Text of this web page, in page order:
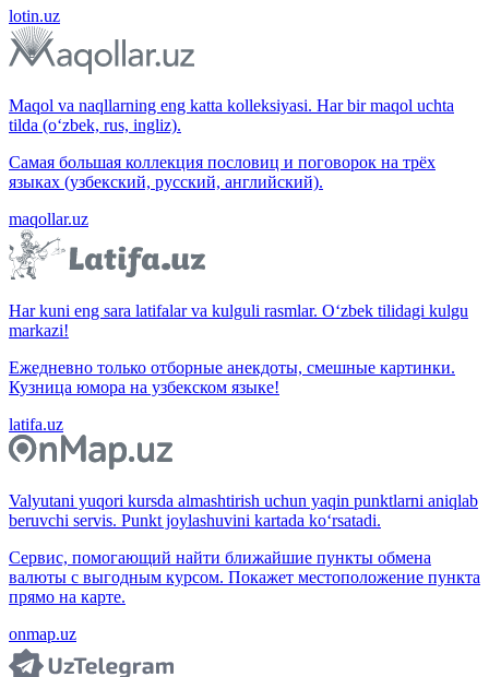
lotin.uz
Maqol va naqllarning eng katta kolleksiyasi. Har bir maqol uchta
tilda (o‘zbek, rus, ingliz).
Самая большая коллекция пословиц и поговорок на трёх
языках (узбекский, русский, английский).
maqollar.uz
Har kuni eng sara latifalar va kulguli rasmlar. O‘zbek tilidagi kulgu
markazi!
Ежедневно только отборные анекдоты, смешные картинки.
Кузница юмора на узбекском языке!
latifa.uz
Valyutani yuqori kursda almashtirish uchun yaqin punktlarni aniqlab
beruvchi servis. Punkt joylashuvini kartada ko‘rsatadi.
Сервис, помогающий найти ближайшие пункты обмена
валюты с выгодным курсом. Покажет местоположение пункта
прямо на карте.
onmap.uz